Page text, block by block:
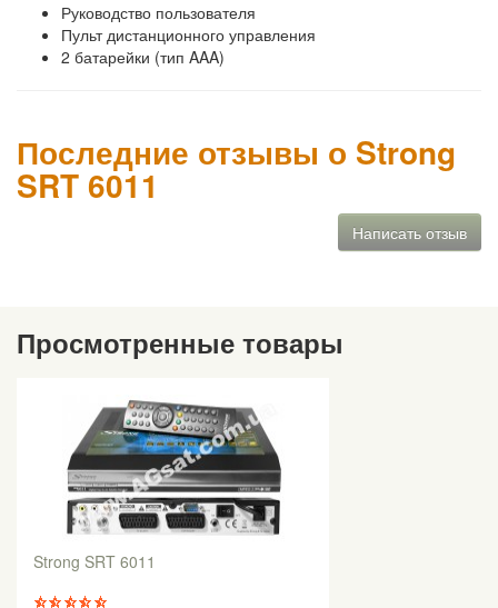
Руководство пользователя
Пульт дистанционного управления
2 батарейки (тип AAA)
Последние отзывы о Strong
SRT 6011
Написать отзыв
Просмотренные товары
Strong SRT 6011